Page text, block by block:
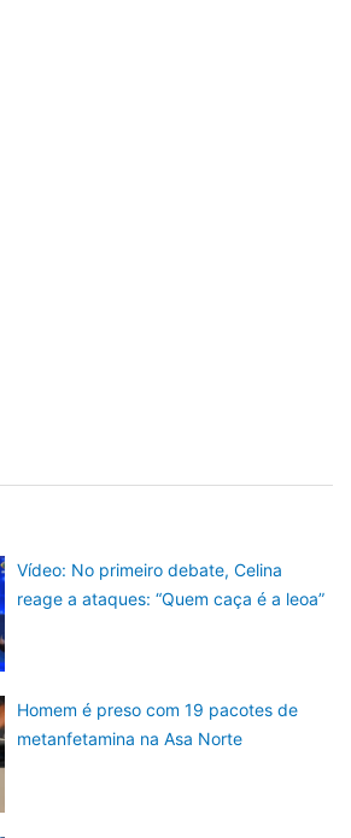
Vídeo: No primeiro debate, Celina
reage a ataques: “Quem caça é a leoa”
Homem é preso com 19 pacotes de
metanfetamina na Asa Norte